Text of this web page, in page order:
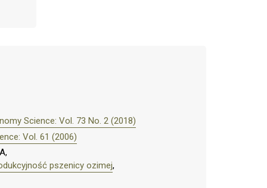
Science: Vol. 73 No. 2 (2018)
Vol. 61 (2006)
pszenicy ozimej,